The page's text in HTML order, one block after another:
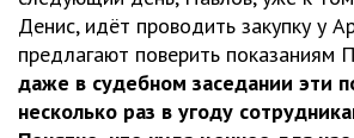
Денис, идёт проводить закупку у
предлагают поверить показаниям
даже в судебном заседании эти
несколько раз в угоду